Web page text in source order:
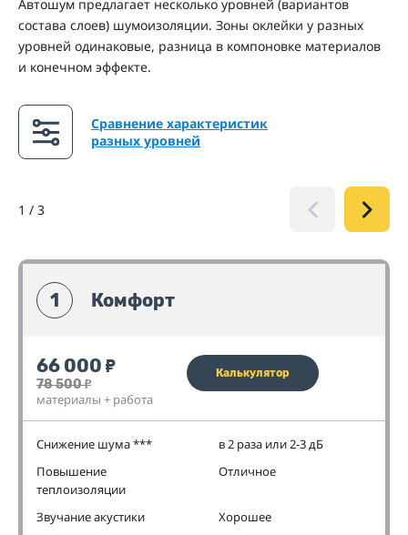
Автошум предлагает несколько уровней (вариантов
состава слоев) шумоизоляции. Зоны оклейки у разных
уровней одинаковые, разница в компоновке материалов
и конечном эффекте.
Сравнение характеристик
разных уровней
1 / 3
1 Комфорт
66 000 ₽
78 500₽
материалы + работа
Калькулятор
Снижение шума ***
в 2 раза или 2-3 дБ
Повышение
теплоизоляции
Отличное
Звучание акустики
Хорошее